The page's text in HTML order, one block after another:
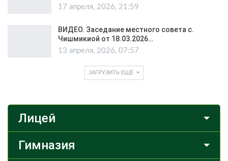
17 апреля, 2026, 21:59
ВИДЕО. Заседание местного совета с.
Чишмикиой от 18.03.2026…
13 апреля, 2026, 07:57
ЗАГРУЗИТЬ ЕЩЁ
Лицей
Гимназия